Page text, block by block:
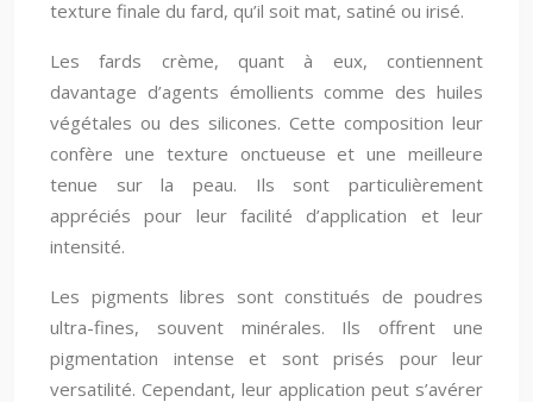
texture finale du fard, qu’il soit mat, satiné ou irisé.
Les fards crème, quant à eux, contiennent
davantage d’agents émollients comme des huiles
végétales ou des silicones. Cette composition leur
confère une texture onctueuse et une meilleure
tenue sur la peau. Ils sont particulièrement
appréciés pour leur facilité d’application et leur
intensité.
Les pigments libres sont constitués de poudres
ultra-fines, souvent minérales. Ils offrent une
pigmentation intense et sont prisés pour leur
versatilité. Cependant, leur application peut s’avérer